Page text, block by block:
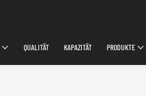
QUALITÄT KAPAZITÄT PRODUKTE